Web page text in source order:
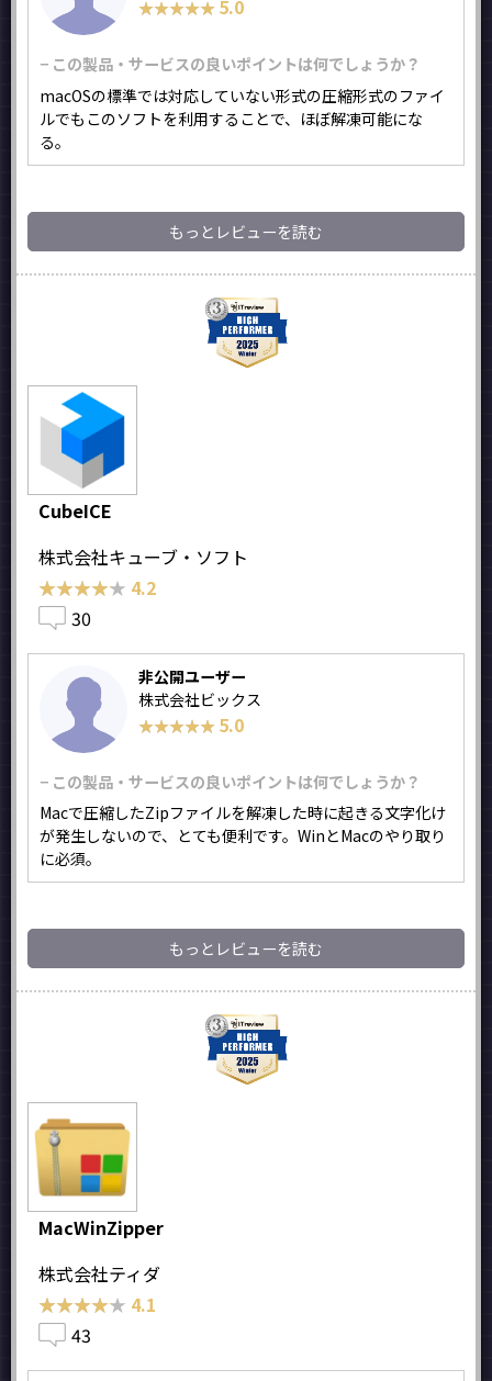
★★★★★
★★★★★ 5.0
− この製品・サービスの良いポイントは何でしょうか？
macOSの標準では対応していない形式の圧縮形式のファイ
ルでもこのソフトを利用することで、ほぼ解凍可能にな
る。
もっとレビューを読む
CubeICE
株式会社キューブ・ソフト
★★★★★
★★★★★ 4.2
30
非公開ユーザー
株式会社ビックス
★★★★★
★★★★★ 5.0
− この製品・サービスの良いポイントは何でしょうか？
Macで圧縮したZipファイルを解凍した時に起きる文字化け
が発生しないので、とても便利です。WinとMacのやり取り
に必須。
もっとレビューを読む
MacWinZipper
株式会社ティダ
★★★★★
★★★★★ 4.1
43